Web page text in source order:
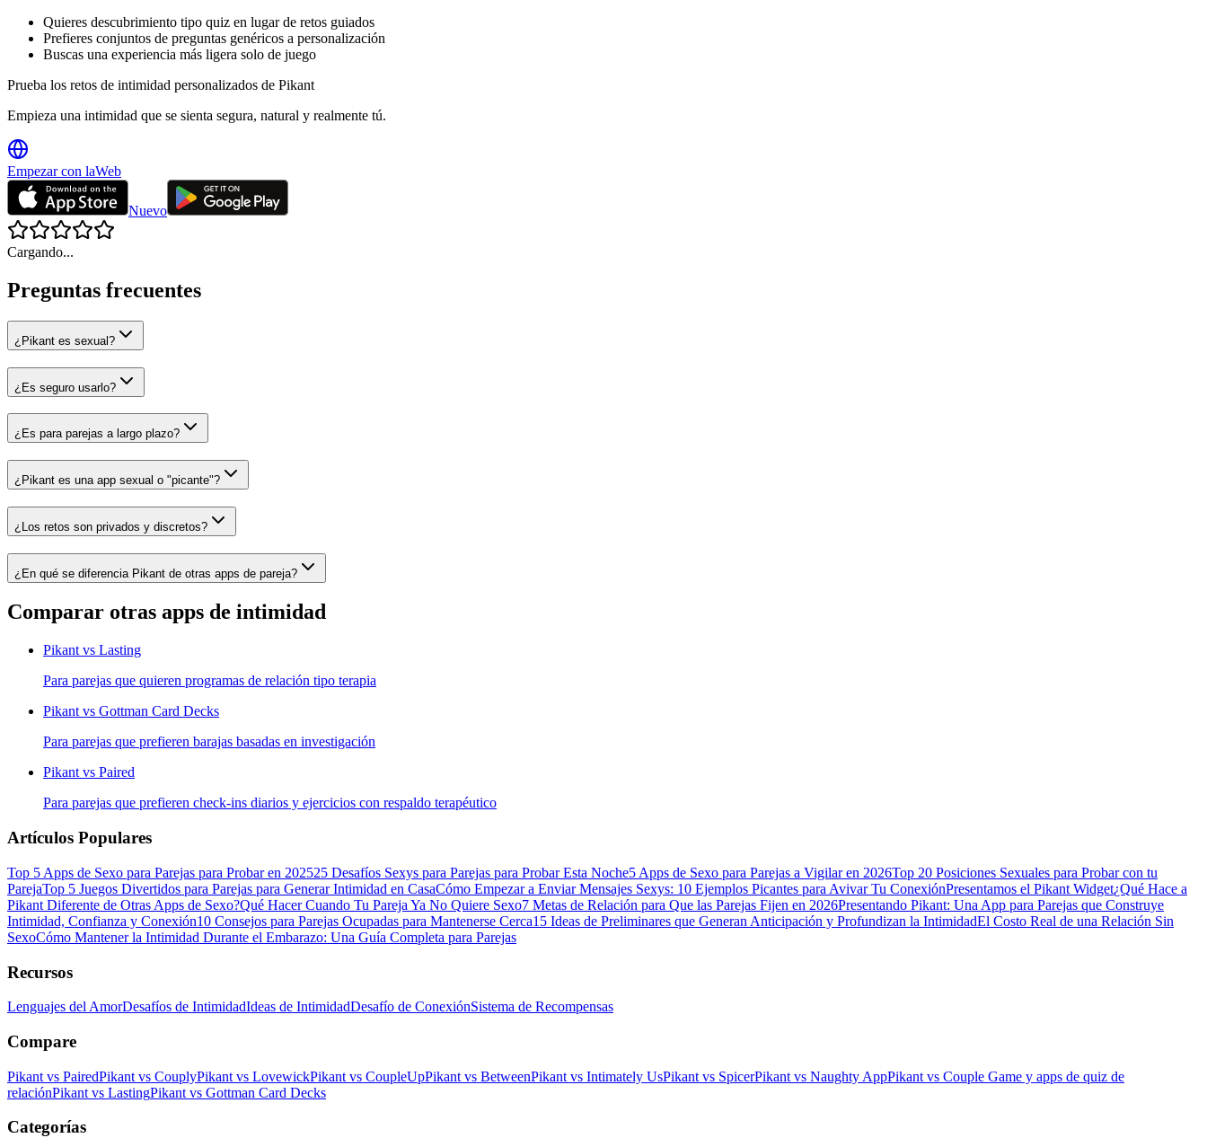
Quieres descubrimiento tipo quiz en lugar de retos guiados
Prefieres conjuntos de preguntas genéricos a personalización
Buscas una experiencia más ligera solo de juego
Prueba los retos de intimidad personalizados de Pikant
Empieza una intimidad que se sienta segura, natural y realmente tú.
Empezar con laWeb
Nuevo
Cargando...
Preguntas frecuentes
¿Pikant es sexual?
¿Es seguro usarlo?
¿Es para parejas a largo plazo?
¿Pikant es una app sexual o "picante"?
¿Los retos son privados y discretos?
¿En qué se diferencia Pikant de otras apps de pareja?
Comparar otras apps de intimidad
Pikant vs Lasting
Para parejas que quieren programas de relación tipo terapia
Pikant vs Gottman Card Decks
Para parejas que prefieren barajas basadas en investigación
Pikant vs Paired
Para parejas que prefieren check-ins diarios y ejercicios con respaldo terapéutico
Artículos Populares
Top 5 Apps de Sexo para Parejas para Probar en 202525 Desafíos Sexys para Parejas para Probar Esta Noche5 Apps de Sexo para Parejas a Vigilar en 2026Top 20 Posiciones Sexuales para Probar con tu
ParejaTop 5 Juegos Divertidos para Parejas para Generar Intimidad en CasaCómo Empezar a Enviar Mensajes Sexys: 10 Ejemplos Picantes para Avivar Tu ConexiónPresentamos el Pikant Widget¿Qué Hace a
Pikant Diferente de Otras Apps de Sexo?Qué Hacer Cuando Tu Pareja Ya No Quiere Sexo7 Metas de Relación para Que las Parejas Fijen en 2026Presentando Pikant: Una App para Parejas que Construye
Intimidad, Confianza y Conexión10 Consejos para Parejas Ocupadas para Mantenerse Cerca15 Ideas de Preliminares que Generan Anticipación y Profundizan la IntimidadEl Costo Real de una Relación Sin
SexoCómo Mantener la Intimidad Durante el Embarazo: Una Guía Completa para Parejas
Recursos
Lenguajes del AmorDesafíos de IntimidadIdeas de IntimidadDesafío de ConexiónSistema de Recompensas
Compare
Pikant vs PairedPikant vs CouplyPikant vs LovewickPikant vs CoupleUpPikant vs BetweenPikant vs Intimately UsPikant vs SpicerPikant vs Naughty AppPikant vs Couple Game y apps de quiz de
relaciónPikant vs LastingPikant vs Gottman Card Decks
Categorías